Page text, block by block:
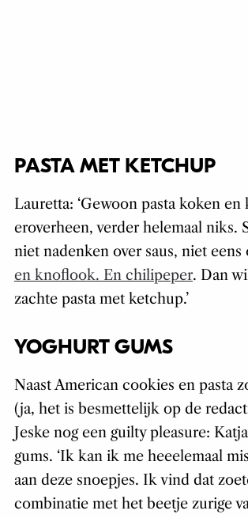
PASTA MET KETCHUP
Lauretta: ‘Gewoon pasta koken en
eroverheen, verder helemaal niks.
niet nadenken over saus, niet eens
en knoflook. En chilipeper. Dan
zachte pasta met ketchup.’
YOGHURT GUMS
Naast American cookies en pasta
(ja, het is besmettelijk op de
Jeske nog een guilty pleasure:
gums. ‘Ik kan ik me heeelemaal
aan deze snoepjes. Ik vind dat
combinatie met het beetje zurige